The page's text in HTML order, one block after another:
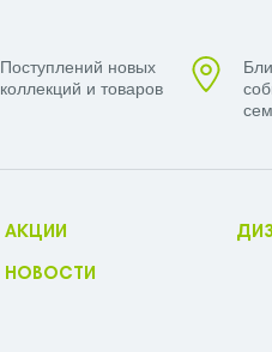
Поступлений новых
коллекций и товаров
АКЦИИ
НОВОСТИ